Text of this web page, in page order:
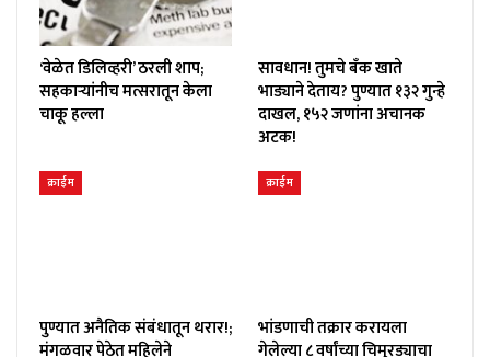
‘वेळेत डिलिव्हरी’ ठरली शाप;
सहकाऱ्यांनीच मत्सरातून केला
चाकू हल्ला
सावधान! तुमचे बँक खाते
भाड्याने देताय? पुण्यात १३२ गुन्हे
दाखल, १५२ जणांना अचानक
अटक!
क्राईम
पुण्यात अनैतिक संबंधातून थरार!;
मंगळवार पेठेत महिलेने
क्राईम
भांडणाची तक्रार करायला
गेलेल्या ८ वर्षांच्या चिमुरड्याचा